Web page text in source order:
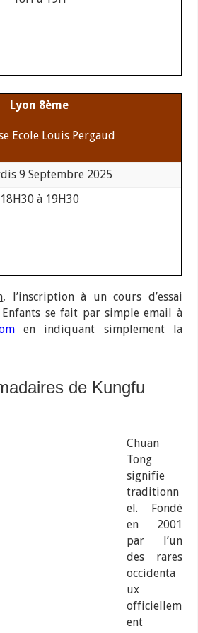
Lyon 8ème
Ecole Louis Pergaud
9 Septembre 2025
18H30 à 19H30
, l’inscription à un cours d’essai
se fait par simple email à
en indiquant simplement la
de Kungfu
Chuan
Tong
signifie
traditionn
el. Fondé
en 2001
par l’un
des rares
occidenta
ux
officiellem
ent